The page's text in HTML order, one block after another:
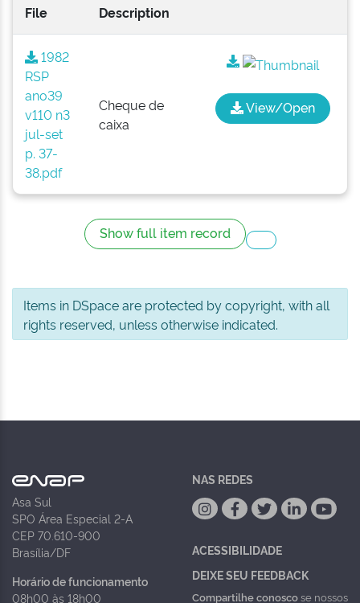
File Description
1982
RSP
ano39
v110 n3
jul-set
p. 37-
38.pdf
Cheque de
caixa
View/Open
Show full item record
Items in DSpace are protected by copyright, with all
rights reserved, unless otherwise indicated.
Asa Sul
SPO Área Especial 2-A
CEP 70.610-900
Brasília/DF
Horário de funcionamento
08h00 às 18h00
NAS REDES
ACESSIBILIDADE
DEIXE SEU FEEDBACK
Compartilhe conoscose nossos